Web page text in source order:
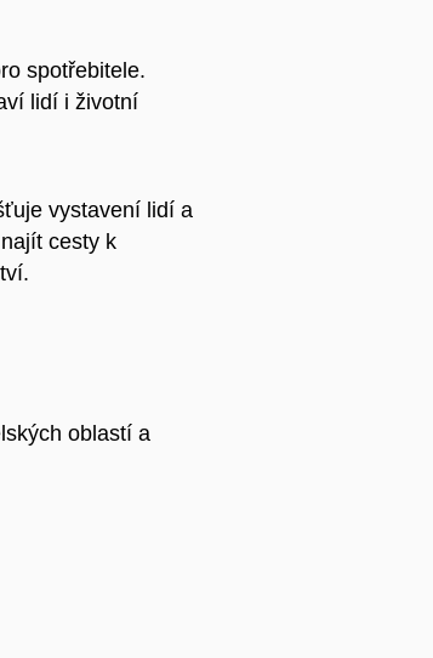
spotřebitele.
lidí i životní
vystavení lidí a
cesty k
oblastí a